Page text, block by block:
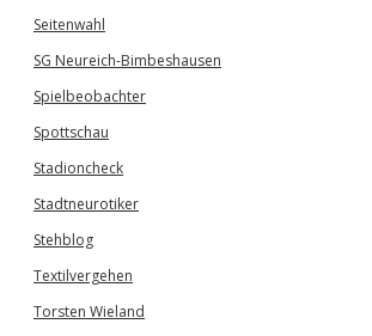
Seitenwahl
SG Neureich-Bimbeshausen
Spielbeobachter
Spottschau
Stadioncheck
Stadtneurotiker
Stehblog
Textilvergehen
Torsten Wieland